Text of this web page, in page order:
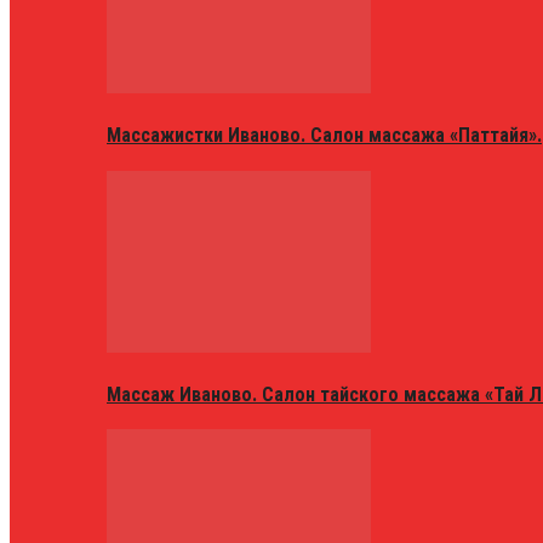
Массажистки Иваново. Салон массажа «Паттайя».
Массаж Иваново. Салон тайского массажа «Тай